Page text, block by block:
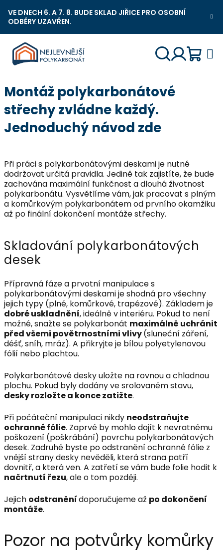
na
obsah
VE DNECH 6. A 7. 8. BUDE SKLAD JIŘICE PRO OSOBNÍ
ODBĚRY UZAVŘEN.
Montáž polykarbonátové
střechy zvládne každý.
Jednoduchý návod zde
Při práci s polykarbonátovými deskami je nutné
dodržovat určitá pravidla. Jedině tak zajistíte, že bude
zachována maximální funkčnost a dlouhá životnost
polykarbonátu. Vysvětlíme vám, jak pracovat s plným
a komůrkovým polykarbonátem od prvního okamžiku
až po finální dokončení montáže střechy.
Skladování polykarbonátových
desek
Přípravná fáze a prvotní manipulace s
polykarbonátovými deskami je shodná pro všechny
jejich typy (plné, komůrkové, trapézové). Základem je
dobré uskladnění, ideálně v interiéru. Pokud to není
možné, snažte se polykarbonát maximálně uchránit
před všemi povětrnostními vlivy(sluneční záření,
déšť, sníh, mráz). A přikryjte je bílou polyetylenovou
fólií nebo plachtou.
Polykarbonátové desky uložte na rovnou a chladnou
plochu. Pokud byly dodány ve srolovaném stavu,
desky rozložte a konce zatižte.
Při počáteční manipulaci nikdy neodstraňujte
ochranné fólie. Zaprvé by mohlo dojít k nevratnému
poškození (poškrábání) povrchu polykarbonátových
desek. Zadruhé byste po odstranění ochranné fólie z
vnější strany desky nevěděli, která strana patří
dovnitř, a která ven. A zatřetí se vám bude folie hodit k
načrtnutí řezu, ale o tom později.
Jejich odstraněnídoporučujeme až po dokončení
montáže.
Pozor na potvůrky komůrky
Nejlevnější Polykarbonát Chat